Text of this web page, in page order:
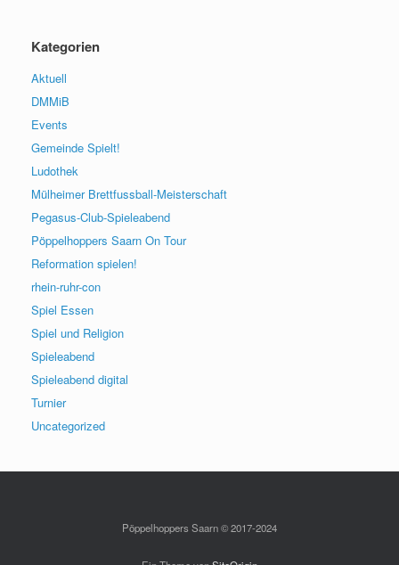
Kategorien
Aktuell
DMMiB
Events
Gemeinde Spielt!
Ludothek
Mülheimer Brettfussball-Meisterschaft
Pegasus-Club-Spieleabend
Pöppelhoppers Saarn On Tour
Reformation spielen!
rhein-ruhr-con
Spiel Essen
Spiel und Religion
Spieleabend
Spieleabend digital
Turnier
Uncategorized
Pöppelhoppers Saarn © 2017-2024